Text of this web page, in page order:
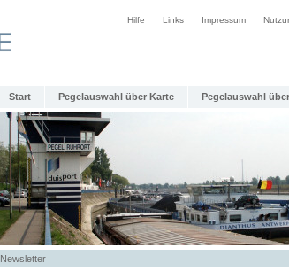
Hilfe Links Impressum
Start Pegelauswahl über Karte Pegelauswahl
Newsletter